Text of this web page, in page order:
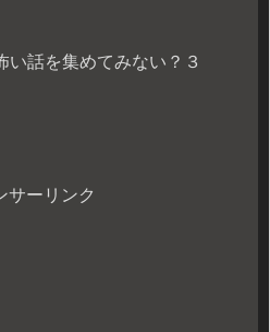
い話を集めてみない？３
サーリンク